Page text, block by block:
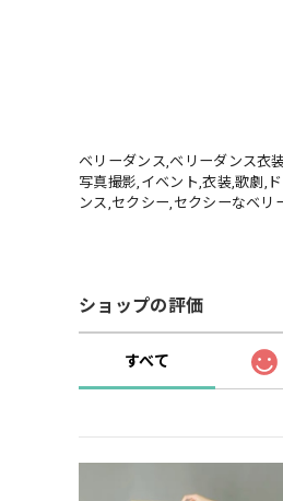
ベリーダンス,ベリーダンス衣
写真撮影,イベント,衣装,歌劇,
ンス,セクシー,セクシーなベ
ショップの評価
すべて